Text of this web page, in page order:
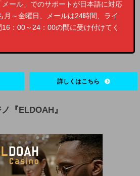
メール」でのサポートが日本語に対応
月～金曜日、メールは24時間、ライ
：00～24：00の間に受け付けてく
詳しくはこちら
『ELDOAH』